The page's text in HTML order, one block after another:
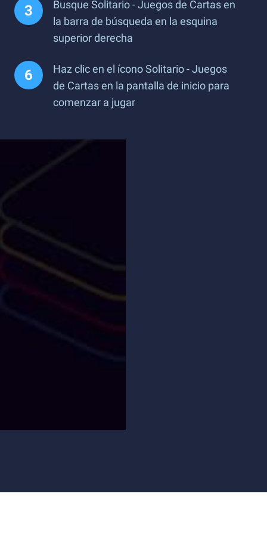
Busque Solitario - Juegos de Cartas en
la barra de búsqueda en la esquina
superior derecha
Haz clic en el ícono Solitario - Juegos
de Cartas en la pantalla de inicio para
comenzar a jugar